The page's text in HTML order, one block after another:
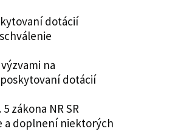
dotácií
na
dotácií
zákona NR SR
a doplnení niektorých